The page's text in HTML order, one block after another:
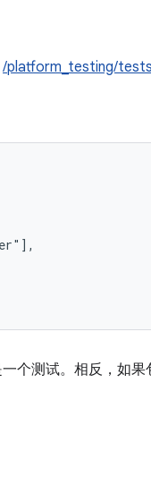
/platform_testing/
个测试。相反，如果